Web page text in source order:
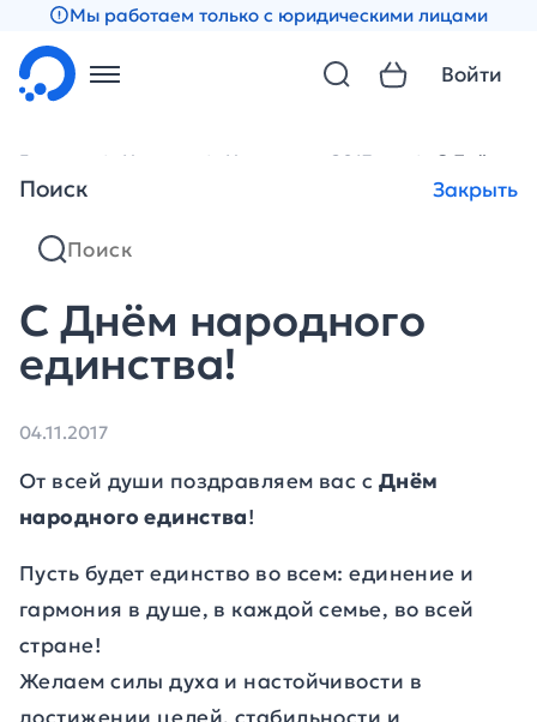
Мы работаем только с юридическими лицами
Поиск Закрыть
Войти
Главная Новости Новости за 2017 год С Днём
С Днём народного
единства!
04.11.2017
От всей души поздравляем вас с Днём
народного единства!
Пусть будет единство во всем: единение и
гармония в душе, в каждой семье, во всей
стране!
Желаем силы духа и настойчивости в